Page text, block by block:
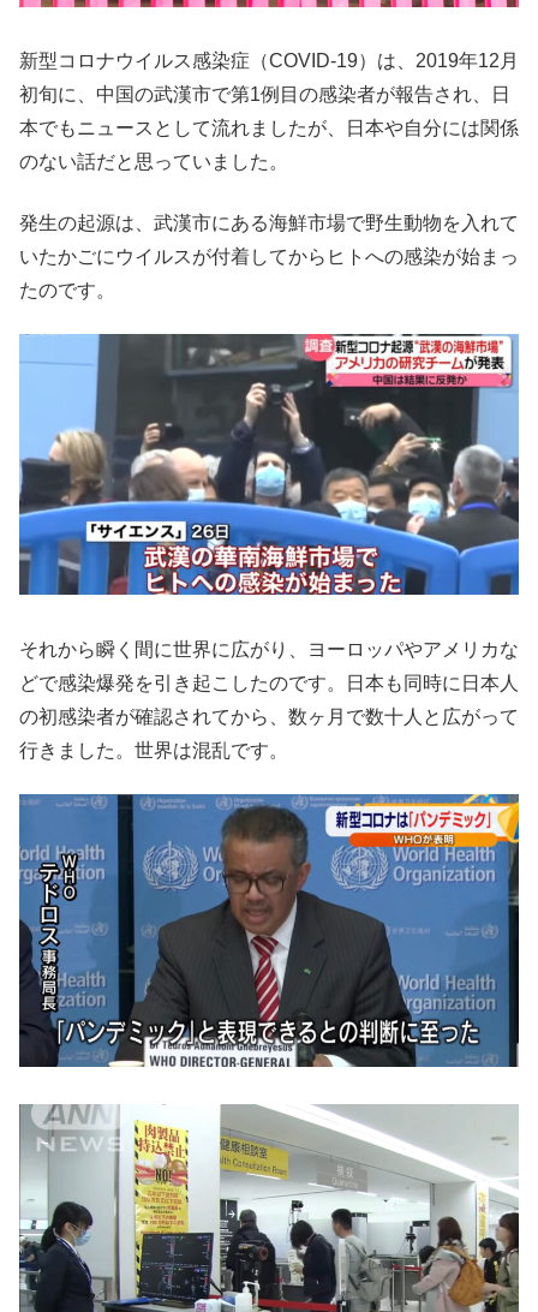
新型コロナウイルス感染症（COVID-19）は、2019年12月
初旬に、中国の武漢市で第1例目の感染者が報告され、日
本でもニュースとして流れましたが、日本や自分には関係
のない話だと思っていました。
発生の起源は、武漢市にある海鮮市場で野生動物を入れて
いたかごにウイルスが付着してからヒトへの感染が始まっ
たのです。
それから瞬く間に世界に広がり、ヨーロッパやアメリカな
どで感染爆発を引き起こしたのです。日本も同時に日本人
の初感染者が確認されてから、数ヶ月で数十人と広がって
行きました。世界は混乱です。